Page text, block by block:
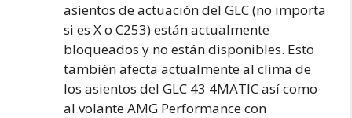
asientos de actuación del GLC (no importa
si es X o C253) están actualmente
bloqueados y no están disponibles. Esto
también afecta actualmente al clima de
los asientos del GLC 43 4MATIC así como
al volante AMG Performance con